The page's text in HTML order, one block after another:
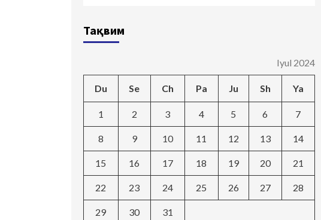
Тақвим
Iyul 2024
Du Se Ch Pa Ju Sh Ya
1 2 3 4 5 6 7
8 9 10 11 12 13 14
15 16 17 18 19 20 21
22 23 24 25 26 27 28
29 30 31